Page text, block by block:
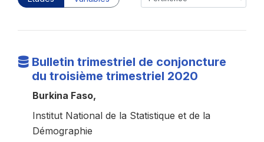
Bulletin trimestriel de conjoncture
du troisième trimestriel 2020
Burkina Faso,
Institut National de la Statistique et de la
Démographie